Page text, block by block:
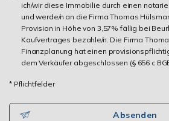
ich/wir diese Immobilie durch einen
und werde/n an die Firma Thomas
Provision in Höhe von 3,57% fällig bei
Kaufvertrages bezahle/n. Die Firma
Finanzplanung hat einen
dem Verkäufer abgeschlossen (§ 656 c
* Pflichtfelder
Absenden